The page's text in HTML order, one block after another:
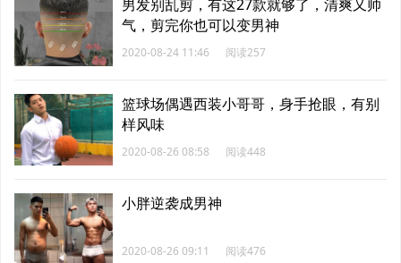
男发别乱剪，有这27款就够了，清爽又帅
气，剪完你也可以变男神
2020-08-24 11:46 阅读257
篮球场偶遇西装小哥哥，身手抢眼，有别
样风味
2020-08-26 08:58 阅读448
小胖逆袭成男神
2020-08-26 09:11 阅读476